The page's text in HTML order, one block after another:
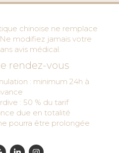
chinoise ne remplace
modifiez jamais votre
avis médical.
rendez-vous
: minimum 24h à
: 50 % du tarif
due en totalité
pourra être prolongée